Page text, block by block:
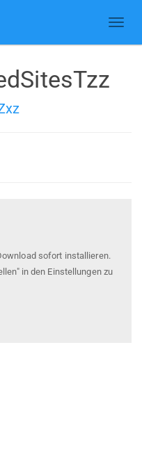
sofort installieren.
in den Einstellungen zu